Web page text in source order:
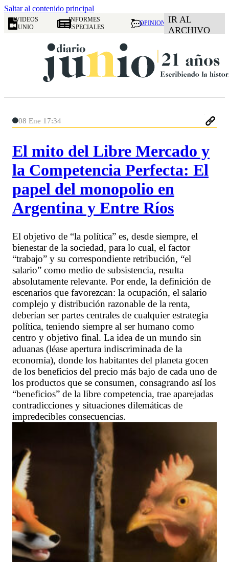
Saltar al contenido principal
VIDEOS
JUNIO
INFORMES
ESPECIALES
OPINION IR AL
ARCHIVO
08 Ene 17:34
El mito del Libre Mercado y
la Competencia Perfecta: El
papel del monopolio en
Argentina y Entre Ríos
El objetivo de “la política” es, desde siempre, el
bienestar de la sociedad, para lo cual, el factor
“trabajo” y su correspondiente retribución, “el
salario” como medio de subsistencia, resulta
absolutamente relevante. Por ende, la definición de
escenarios que favorezcan: la ocupación, el salario
complejo y distribución razonable de la renta,
deberían ser partes centrales de cualquier estrategia
política, teniendo siempre al ser humano como
centro y objetivo final. La idea de un mundo sin
aduanas (léase apertura indiscriminada de la
economía), donde los habitantes del planeta gocen
de los beneficios del precio más bajo de cada uno de
los productos que se consumen, consagrando así los
“beneficios” de la libre competencia, trae aparejadas
contradicciones y situaciones dilemáticas de
impredecibles consecuencias.